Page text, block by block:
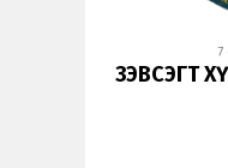
7
ЗЭВСЭГТ